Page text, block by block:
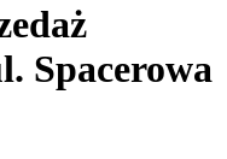
Spacerowa